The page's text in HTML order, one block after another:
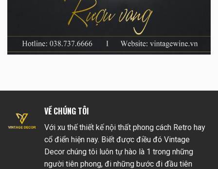
VỀ CHÚNG TÔI
Với xu thế thiết kế nội thất phong cách Retro hay
cổ điển hiện nay. Biết được điều đó Vintage
Decor chúng tôi luôn tự hào là 1 trong những
người tiên phong, đi những bước đi đầu tiên